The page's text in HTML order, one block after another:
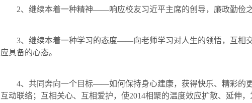
2、继续本着一种精神——响应校友习近平主席的创导，廉政勤俭
3、继续本着一种学习的态度——向老师学习对人生的领悟，互相
应具备的心态。
4、共同奔向一个目标——如何保持身心建康，获得快乐、精彩的
互动联络；互相关心、互相爱护，使2014相聚的温度效应扩散、延伸，